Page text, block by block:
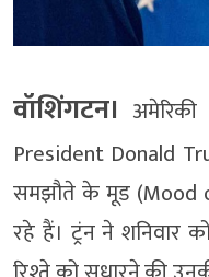
वॉशिंगटन। अमेरिकी
President Donald
समझौते के मूड (Mood
रहे हैं। ट्रंन ने